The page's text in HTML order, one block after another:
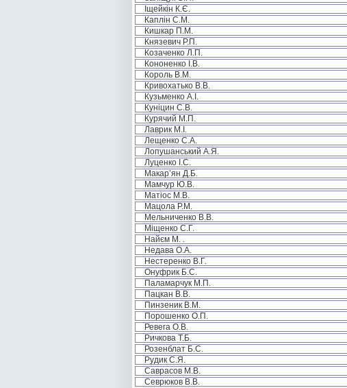
Іщейкін К.Є.
Каплін С.М.
Кишкар П.М.
Князевич Р.П.
Козаченко Л.П.
Кононенко І.В.
Король В.М.
Кривохатько В.В.
Кузьменко А.І.
Куніцин С.В.
Курячий М.П.
Лаврик М.І.
Лещенко С.А.
Лопушанський А.Я.
Луценко І.С.
Макар’ян Д.Б.
Мамчур Ю.В.
Матіос М.В.
Мацола Р.М.
Мельниченко В.В.
Міщенко С.Г.
Найєм М. .
Недава О.А.
Нестеренко В.Г.
Онуфрик Б.С.
Паламарчук М.П.
Пацкан В.В.
Пинзеник В.М.
Порошенко О.П.
Ревега О.В.
Ричкова Т.Б.
Розенблат Б.С.
Рудик С.Я.
Саврасов М.В.
Севрюков В.В.